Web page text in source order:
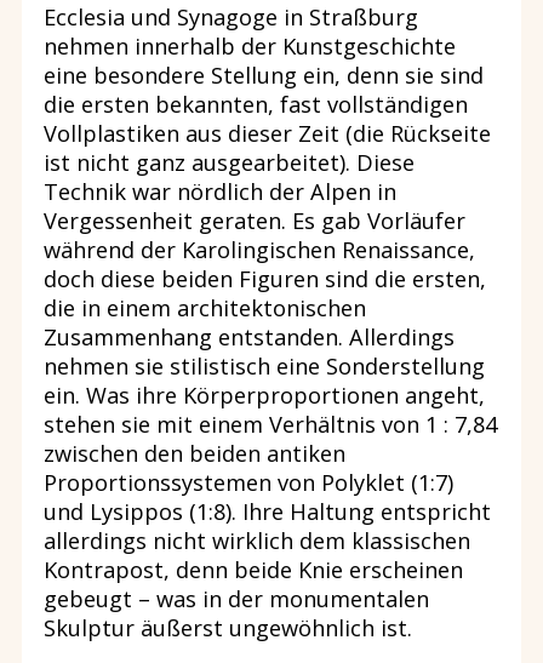
Ecclesia und Synagoge in Straßburg
nehmen innerhalb der Kunstgeschichte
eine besondere Stellung ein, denn sie sind
die ersten bekannten, fast vollständigen
Vollplastiken aus dieser Zeit (die Rückseite
ist nicht ganz ausgearbeitet). Diese
Technik war nördlich der Alpen in
Vergessenheit geraten. Es gab Vorläufer
während der Karolingischen Renaissance,
doch diese beiden Figuren sind die ersten,
die in einem architektonischen
Zusammenhang entstanden. Allerdings
nehmen sie stilistisch eine Sonderstellung
ein. Was ihre Körperproportionen angeht,
stehen sie mit einem Verhältnis von 1 : 7,84
zwischen den beiden antiken
Proportionssystemen von Polyklet (1:7)
und Lysippos (1:8). Ihre Haltung entspricht
allerdings nicht wirklich dem klassischen
Kontrapost, denn beide Knie erscheinen
gebeugt – was in der monumentalen
Skulptur äußerst ungewöhnlich ist.